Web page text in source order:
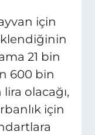
için
21 bin
600 bin
olacağı,
için